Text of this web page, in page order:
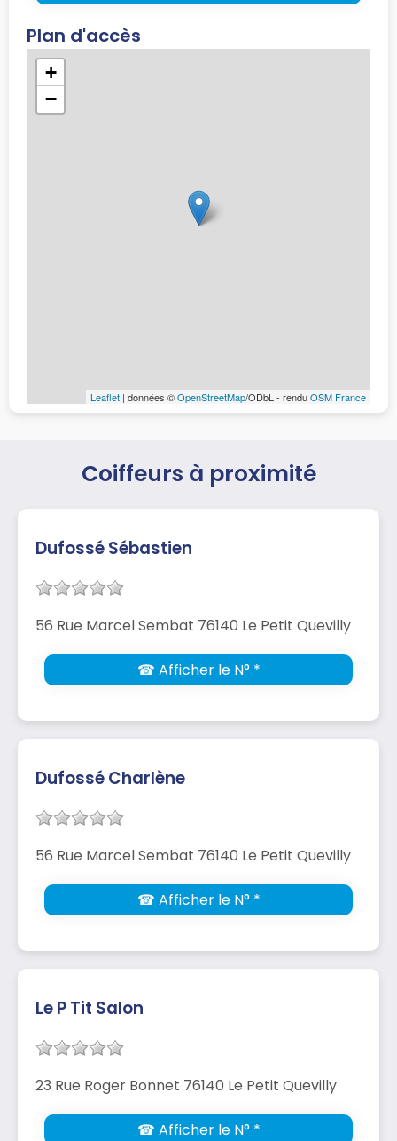
Plan d'accès
+
−
Leaflet | données ©OpenStreetMap/ODbL - renduOSM France
Coiffeurs à proximité
Dufossé Sébastien
56 Rue Marcel Sembat 76140 Le Petit Quevilly
☎ Afficher le N° *
Dufossé Charlène
56 Rue Marcel Sembat 76140 Le Petit Quevilly
☎ Afficher le N° *
Le P Tit Salon
23 Rue Roger Bonnet 76140 Le Petit Quevilly
☎ Afficher le N° *